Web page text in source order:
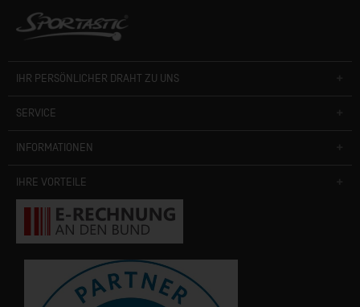
IHR PERSÖNLICHER DRAHT ZU UNS
SERVICE
INFORMATIONEN
IHRE VORTEILE